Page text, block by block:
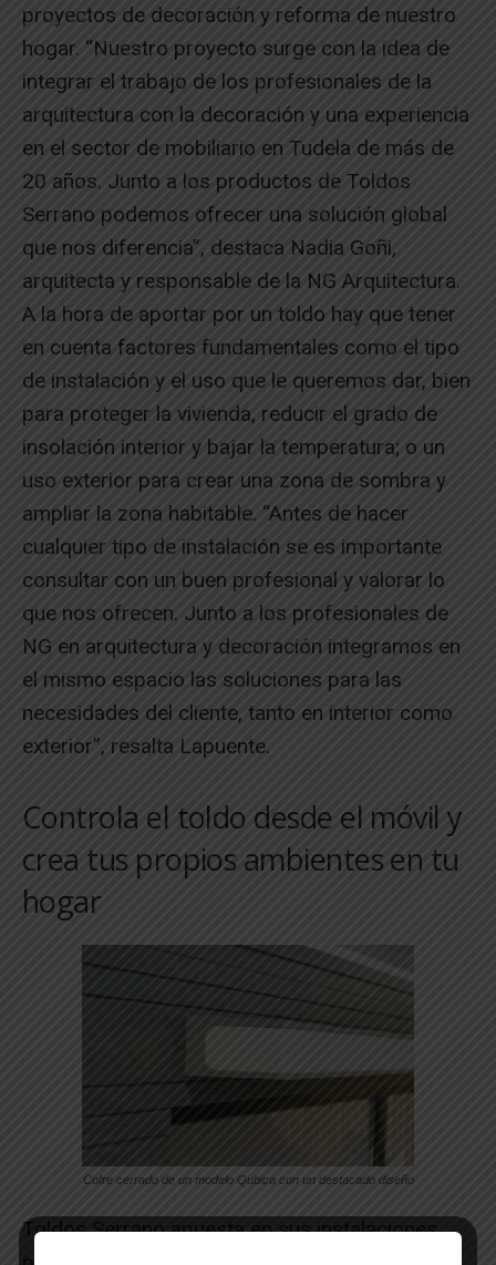
proyectos de decoración y reforma de nuestro
hogar. “Nuestro proyecto surge con la idea de
integrar el trabajo de los profesionales de la
arquitectura con la decoración y una experiencia
en el sector de mobiliario en Tudela de más de
20 años. Junto a los productos de Toldos
Serrano podemos ofrecer una solución global
que nos diferencia”, destaca Nadia Goñi,
arquitecta y responsable de la NG Arquitectura.
A la hora de aportar por un toldo hay que tener
en cuenta factores fundamentales como el tipo
de instalación y el uso que le queremos dar, bien
para proteger la vivienda, reducir el grado de
insolación interior y bajar la temperatura; o un
uso exterior para crear una zona de sombra y
ampliar la zona habitable. “Antes de hacer
cualquier tipo de instalación se es importante
consultar con un buen profesional y valorar lo
que nos ofrecen. Junto a los profesionales de
NG en arquitectura y decoración integramos en
el mismo espacio las soluciones para las
necesidades del cliente, tanto en interior como
exterior”, resalta Lapuente.
Controla el toldo desde el móvil y
crea tus propios ambientes en tu
hogar
Cofre cerrado de un modelo Qubica con un destacado diseño
Toldos Serrano apuesta en sus instalaciones